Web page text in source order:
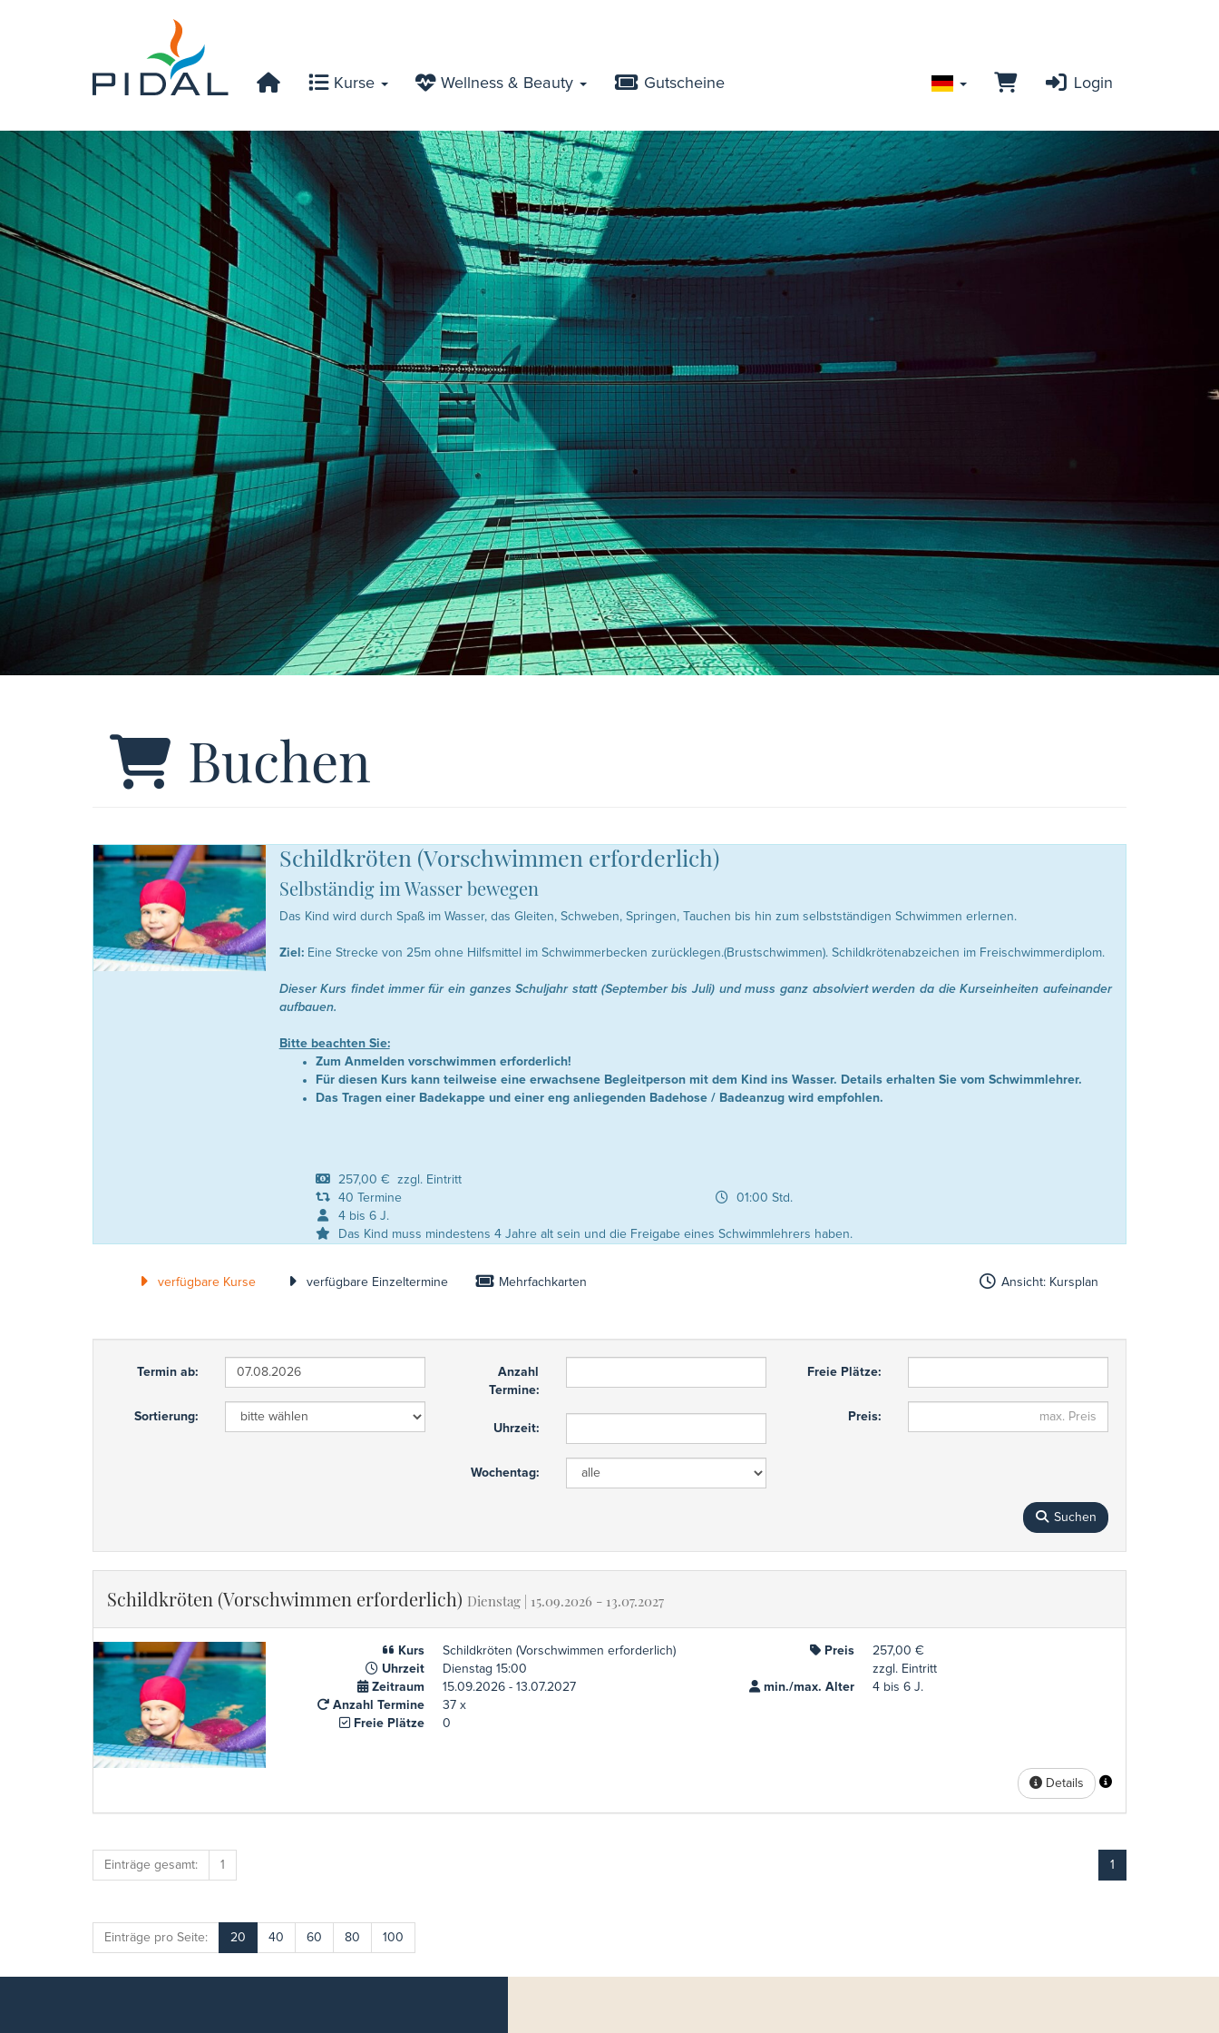
Kurse Wellness & Beauty Gutscheine Login
Buchen
Schildkröten (Vorschwimmen erforderlich)
Selbständig im Wasser bewegen
Das Kind wird durch Spaß im Wasser, das Gleiten, Schweben, Springen, Tauchen bis hin zum selbstständigen Schwimmen erlernen.
Ziel:Eine Strecke von 25m ohne Hilfsmittel im Schwimmerbecken zurücklegen.(Brustschwimmen). Schildkrötenabzeichen im Freischwimmerdiplom.
Dieser Kurs findet immer für ein ganzes Schuljahr statt (September bis Juli) und muss ganz absolviert werden da die Kurseinheiten aufeinander
aufbauen.
Bitte beachten Sie:
Zum Anmelden vorschwimmen erforderlich!
Für diesen Kurs kann teilweise eine erwachsene Begleitperson mit dem Kind ins Wasser. Details erhalten Sie vom Schwimmlehrer.
Das Tragen einer Badekappe und einer eng anliegenden Badehose / Badeanzug wird empfohlen.
257,00 € zzgl. Eintritt
40 Termine
01:00 Std.
4 bis 6 J.
Das Kind muss mindestens 4 Jahre alt sein und die Freigabe eines Schwimmlehrers haben.
verfügbare Kurse verfügbare Einzeltermine Mehrfachkarten Ansicht: Kursplan
Termin ab:
Sortierung:
Anzahl
Termine:
Uhrzeit:
Wochentag:
Freie Plätze:
Preis:
Suchen
Schildkröten (Vorschwimmen erforderlich) Dienstag | 15.09.2026 - 13.07.2027
Kurs
Schildkröten (Vorschwimmen erforderlich)
Uhrzeit
Dienstag 15:00
Zeitraum
15.09.2026 - 13.07.2027
Anzahl Termine
37 x
Freie Plätze
0
Preis
257,00 €
zzgl. Eintritt
min./max. Alter
4 bis 6 J.
Details
1
Einträge gesamt: 1
Einträge pro Seite: 20 40 60 80 100